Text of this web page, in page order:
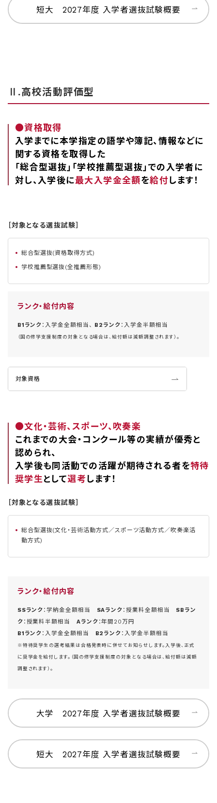
短大 2027年度 入学者選抜試験概要
Ⅱ.高校活動評価型
●資格取得
入学までに本学指定の語学や簿記、情報などに
関する資格を取得した
「総合型選抜」「学校推薦型選抜」での入学者に
対し、入学後に最大入学金全額を給付します！
［対象となる選抜試験］
総合型選抜(資格取得方式)
学校推薦型選抜(全推薦形態)
ランク・給付内容
B1ランク ：入学金全額相当、 B2ランク ：入学金半額相当
（国の修学支援制度の対象となる場合は、給付額は減額調整されます）。
対象資格
●文化・芸術、スポーツ、吹奏楽
これまでの大会・コンクール等の実績が優秀と
認められ、
入学後も同活動での活躍が期待される者を特待
奨学生として選考します！
［対象となる選抜試験］
総合型選抜(文化・芸術活動方式／スポーツ活動方式／吹奏楽活
動方式)
ランク・給付内容
SSランク ：学納金全額相当 SAランク ：授業料全額相当SBラン
ク ：授業料半額相当 Aランク ：年間20万円
B1ランク ：入学金全額相当 B2ランク ：入学金半額相当
※特待奨学生の選考結果は合格発表時に併せてお知らせします。入学後、正式
に奨学金を給付します。（国の修学支援制度の対象となる場合は、給付額は減額
調整されます）。
大学 2027年度 入学者選抜試験概要
短大 2027年度 入学者選抜試験概要